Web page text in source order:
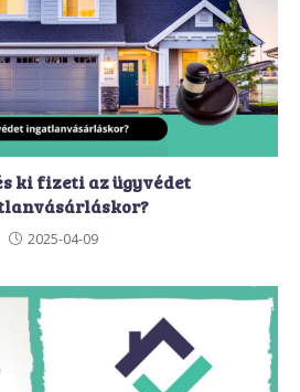
ki fizeti az ügyvédet
2025-04-09